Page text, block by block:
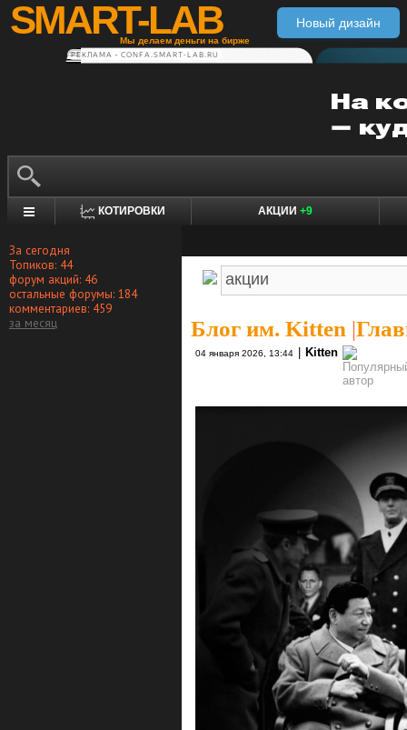
SMART-LAB
Мы делаем деньги на бирже
Новый дизайн
РЕКЛАМА • CONFA.SMART-LAB.RU
КОТИРОВКИ АКЦИИ +9
За сегодня
Топиков: 44
форум акций: 46
остальные форумы: 184
комментариев: 459
за месяц
Блог им. Kitten |
04 января 2026, 13:44 Kitten